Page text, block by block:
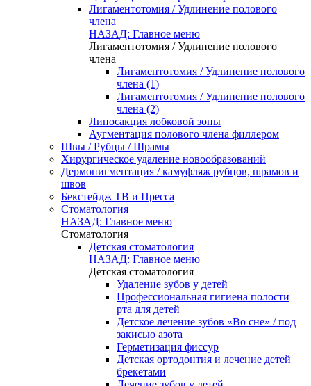
Лигаментотомия / Удлинение полового
члена
НАЗАД: Главное меню
Лигаментотомия / Удлинение полового
члена
Лигаментотомия / Удлинение полового
члена (1)
Лигаментотомия / Удлинение полового
члена (2)
Липосакция лобковой зоны
Аугментация полового члена филлером
Швы / Рубцы / Шрамы
Хирургическое удаление новообразований
Дермопигментация / камуфляж рубцов, шрамов и
швов
Бекстейдж ТВ и Пресса
Стоматология
НАЗАД: Главное меню
Стоматология
Детская стоматология
НАЗАД: Главное меню
Детская стоматология
Удаление зубов у детей
Профессиональная гигиена полости
рта для детей
Детское лечение зубов «Во сне» / под
закисью азота
Герметизация фиссур
Детская ортодонтия и лечение детей
брекетами